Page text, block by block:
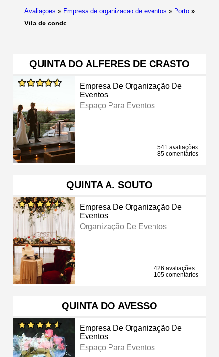
Avaliaçoes » Empresa de organizacao de eventos » Porto »
Vila do conde
QUINTA DO ALFERES DE CRASTO
Empresa De Organização De
Eventos
Espaço Para Eventos
541 avaliações
85 comentários
QUINTA A. SOUTO
Empresa De Organização De
Eventos
Organização De Eventos
426 avaliações
105 comentários
QUINTA DO AVESSO
Empresa De Organização De
Eventos
Espaço Para Eventos